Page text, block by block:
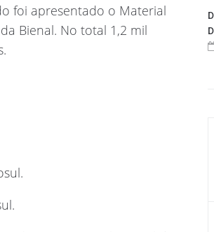
foi apresentado o Material
Bienal. No total 1,2 mil